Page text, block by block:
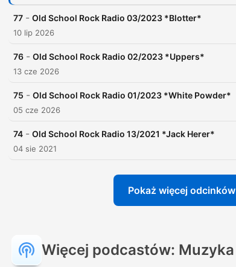
77 - Old School Rock Radio 03/2023 *Blotter*
10 lip 2026
76 - Old School Rock Radio 02/2023 *Uppers*
13 cze 2026
75 - Old School Rock Radio 01/2023 *White Powder*
05 cze 2026
74 - Old School Rock Radio 13/2021 *Jack Herer*
04 sie 2021
Pokaż więcej odcinków
Więcej podcastów: Muzyka